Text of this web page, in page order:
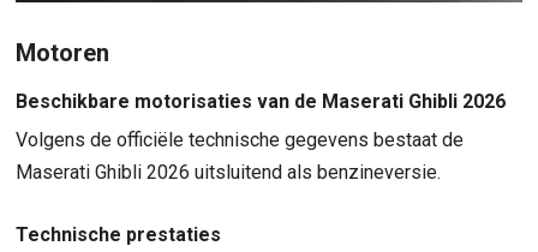
Motoren
Beschikbare motorisaties van de Maserati Ghibli 2026
Volgens de officiële technische gegevens bestaat de
Maserati Ghibli 2026 uitsluitend als benzineversie.
Technische prestaties